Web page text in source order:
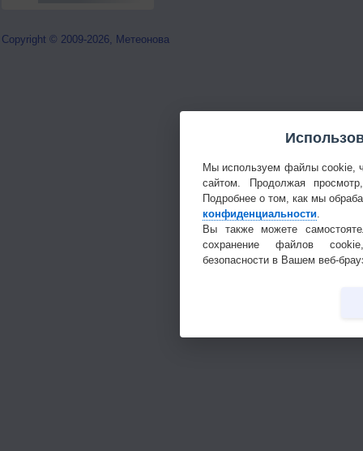
Copyright © 2009-2026, Метеонова
Мы используем файлы cookie,
сайтом. Продолжая
Подробнее о том, как мы
конфиденциальности
Вы также можете
сохранение файлов
безопасности в Вашем веб-